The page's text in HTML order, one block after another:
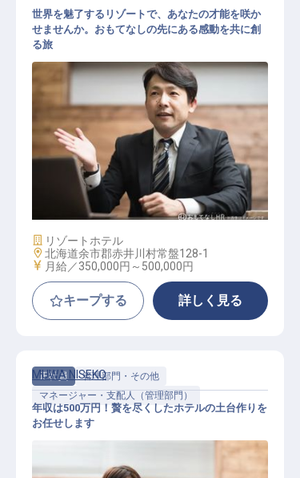
セールスマネージャー
世界を魅了するリゾートで、あなたの才能を咲か
せませんか。おもてなしの先にある感動を共に創
る旅
施設業態
リゾートホテル
勤務地
北海道余市郡赤井川村常盤128-1
給与
月給／350,000円～ 500,000円
キープする 詳しく見る
正社員
管理部門・その他
マネージャー・支配人（管理部門）
MUWA NISEKO
年収は500万円！贅を尽くしたホテルの土台作りを
お任せします